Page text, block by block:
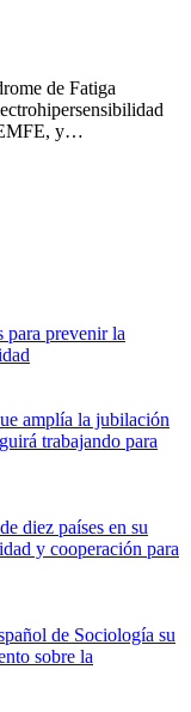
de Fatiga
y…
para prevenir la
amplía la jubilación
trabajando para
diez países en su
y cooperación para
de Sociología su
sobre la